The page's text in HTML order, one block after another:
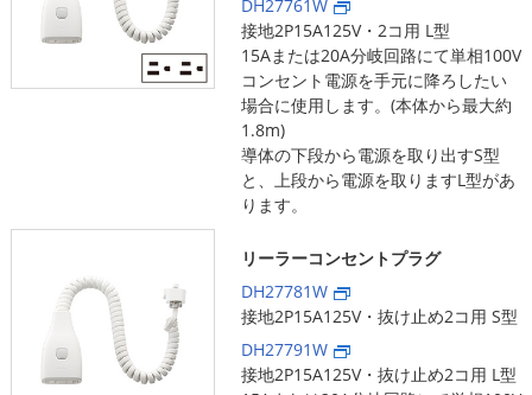
DH27761W
接地2P15A125V・2コ用 L型
15Aまたは20A分岐回路にて単相100V
コンセント電源を手元に降ろしたい
場合に使用します。(本体から最大約
1.8m)
導体の下段から電源を取り出すS型
と、上段から電源を取りますL型があ
ります。
リーラーコンセントプラグ
DH27781W
接地2P15A125V・抜け止め2コ用 S型
DH27791W
接地2P15A125V・抜け止め2コ用 L型